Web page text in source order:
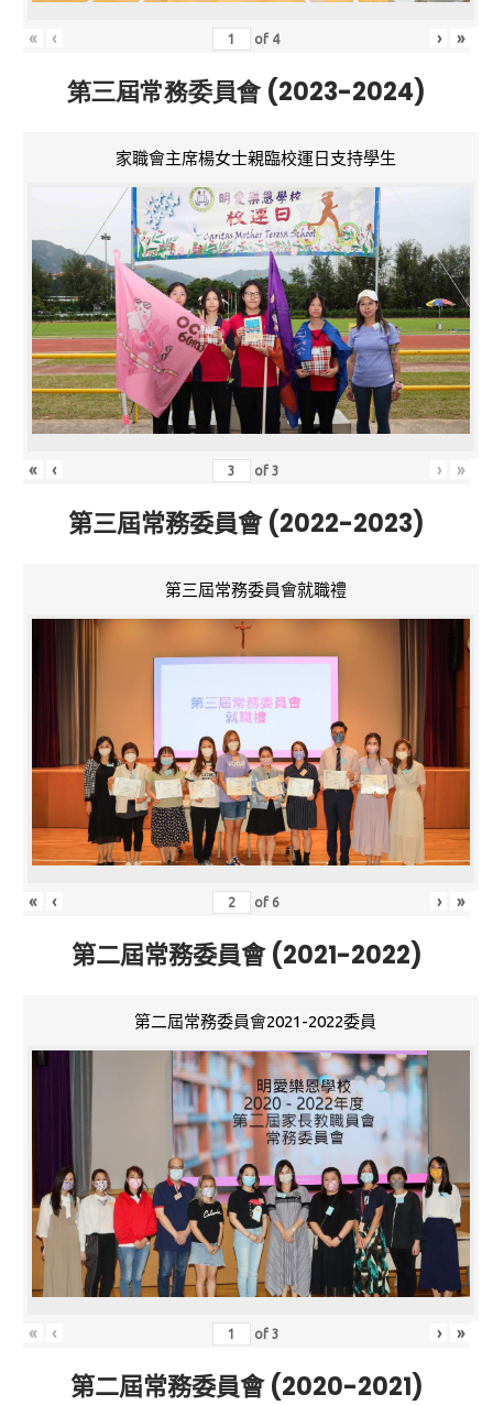
« ‹ of 4 › »
第三屆常務委員會 (2023-2024)
家職會主席楊女士親臨校運日支持學生
« ‹ of3 › »
第三屆常務委員會 (2022-2023)
第三屆常務委員會就職禮
« ‹ of 6 › »
第二屆常務委員會 (2021-2022)
第二屆常務委員會2021-2022委員
« ‹ of3 › »
第二屆常務委員會 (2020-2021)